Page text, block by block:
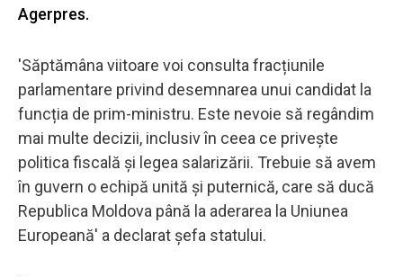
Agerpres.
'Săptămâna viitoare voi consulta fracțiunile
parlamentare privind desemnarea unui candidat la
funcția de prim-ministru. Este nevoie să regândim
mai multe decizii, inclusiv în ceea ce privește
politica fiscală și legea salarizării. Trebuie să avem
în guvern o echipă unită și puternică, care să ducă
Republica Moldova până la aderarea la Uniunea
Europeană' a declarat șefa statului.